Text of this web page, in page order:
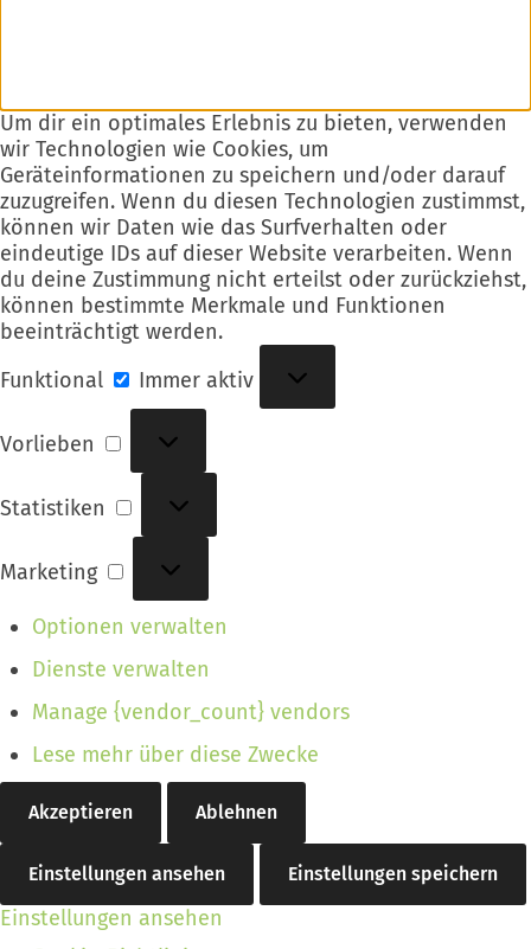
Um dir ein optimales Erlebnis zu bieten, verwenden
wir Technologien wie Cookies, um
Geräteinformationen zu speichern und/oder darauf
zuzugreifen. Wenn du diesen Technologien zustimmst,
können wir Daten wie das Surfverhalten oder
eindeutige IDs auf dieser Website verarbeiten. Wenn
du deine Zustimmung nicht erteilst oder zurückziehst,
können bestimmte Merkmale und Funktionen
beeinträchtigt werden.
Funktional
Immer aktiv
Vorlieben
Vorlieben
Statistiken
Statistiken
Marketing
Marketing
Optionen verwalten
Dienste verwalten
Manage {vendor_count} vendors
Lese mehr über diese Zwecke
Akzeptieren Ablehnen
Einstellungen ansehen Einstellungen speichern
Einstellungen ansehen